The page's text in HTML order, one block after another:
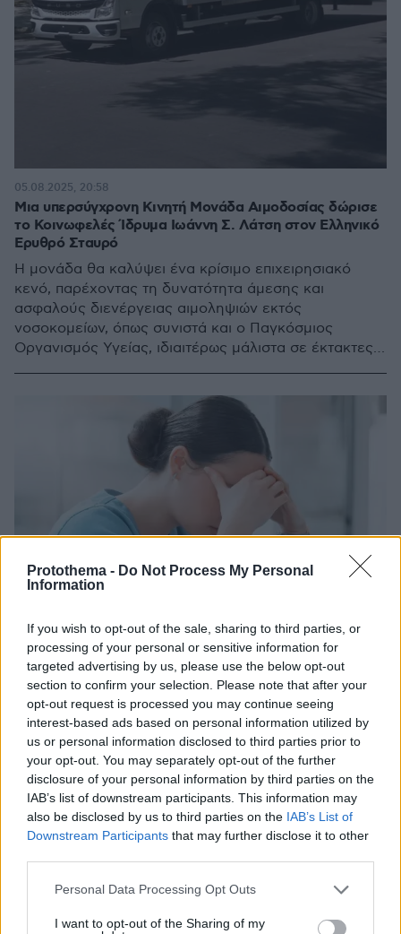
Protothema - Do Not Process My Personal
Information
If you wish to opt-out of the sale, sharing to third parties, or
processing of your personal or sensitive information for
targeted advertising by us, please use the below opt-out
section to confirm your selection. Please note that after your
opt-out request is processed you may continue seeing
interest-based ads based on personal information utilized by
us or personal information disclosed to third parties prior to
your opt-out. You may separately opt-out of the further
disclosure of your personal information by third parties on the
IAB’s list of downstream participants. This information may
also be disclosed by us to third parties on the IAB’s List of
Downstream Participants that may further disclose it to other
Please note that this website/app uses one or more Google
not limited to your visit or usage behaviour. You may click to
Personal Data Processing Opt Outs
I want to opt-out of the Sharing of my
Μια υπερσύγχρονη Κινητή Μονάδα Αιμοδοσίας δώρισε
το Κοινωφελές Ίδρυμα Ιωάννη Σ. Λάτση στον Ελληνικό
Ερυθρό Σταυρό
Η μονάδα θα καλύψει ένα κρίσιμο επιχειρησιακό
κενό, παρέχοντας τη δυνατότητα άμεσης και
ασφαλούς διενέργειας αιμοληψιών εκτός
νοσοκομείων, όπως συνιστά και ο Παγκόσμιος
Οργανισμός Υγείας, ιδιαιτέρως μάλιστα σε έκτακτες
05.08.2025, 20:58
Νοσηλευτές: Σπασμωδικές οι κινήσεις του Υπουργείου
Υγείας για τη βελτίωση των εφημεριών
Σταυρού στα Επείγοντα δεν αντιμετωπίζει τη βασική
των ΤΕΠ
02.04.2025, 09:08